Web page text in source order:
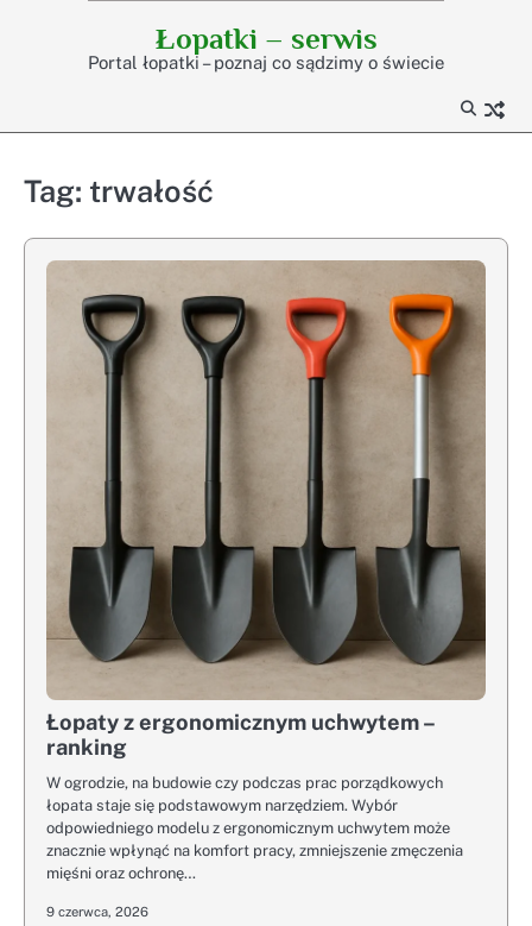
Łopatki – serwis
Portal łopatki – poznaj co sądzimy o świecie
Tag: trwałość
Łopaty z ergonomicznym uchwytem –
ranking
W ogrodzie, na budowie czy podczas prac porządkowych
łopata staje się podstawowym narzędziem. Wybór
odpowiedniego modelu z ergonomicznym uchwytem może
znacznie wpłynąć na komfort pracy, zmniejszenie zmęczenia
mięśni oraz ochronę…
9 czerwca, 2026